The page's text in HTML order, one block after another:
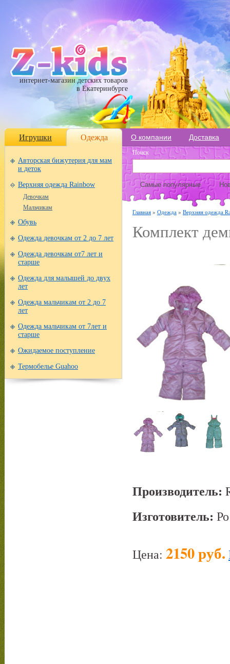
интернет-магазин детских товаров
в Екатеринбурге
Игрушки Одежда О компании Доставка
Авторская бижутерия для мам
и деток
Верхняя одежда Rainbow
Девочкам
Мальчикам
Обувь
Одежда девочкам от 2 до 7 лет
Одежда девочкам от7 лет и
старше
Одежда для малышей до двух
лет
Одежда мальчикам от 2 до 7
лет
Одежда мальчикам от 7лет и
старше
Ожидаемое поступление
Термобелье Guahoo
Поиск
Самые популярные
Главная » Одежда » Верхняя одежда
Комплект
Производитель:
Изготовитель:
Цена: 2150 руб.